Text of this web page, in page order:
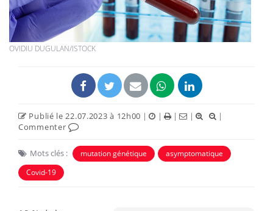
OVIDIU DUGULAN/ISTOCK
Publié le 22.07.2023 à 12h00 | | | |
|
Commenter
Mots clés : mutation génétique
asymptomatique
Covid-19